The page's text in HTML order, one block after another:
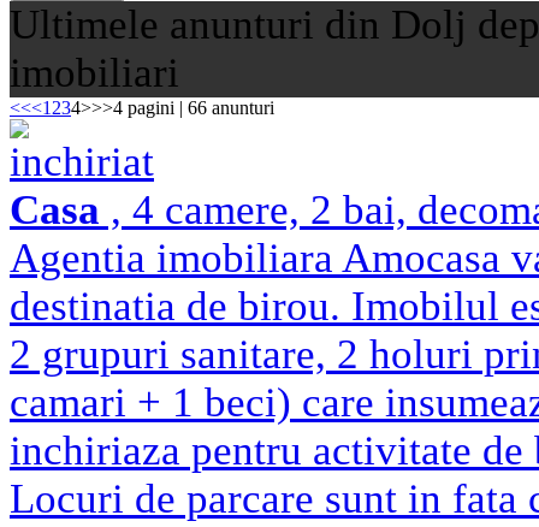
Ultimele anunturi din Dolj
imobiliari
<<<1 234>>>4 pagini | 66 anunturi
inchiriat
Casa , 4 camere, 2 bai,
Agentia imobiliara Amocasa
destinatia de birou. Imobilul
2 grupuri sanitare, 2 holuri
camari + 1 beci) care
inchiriaza pentru activitate
Locuri de parcare sunt in fata